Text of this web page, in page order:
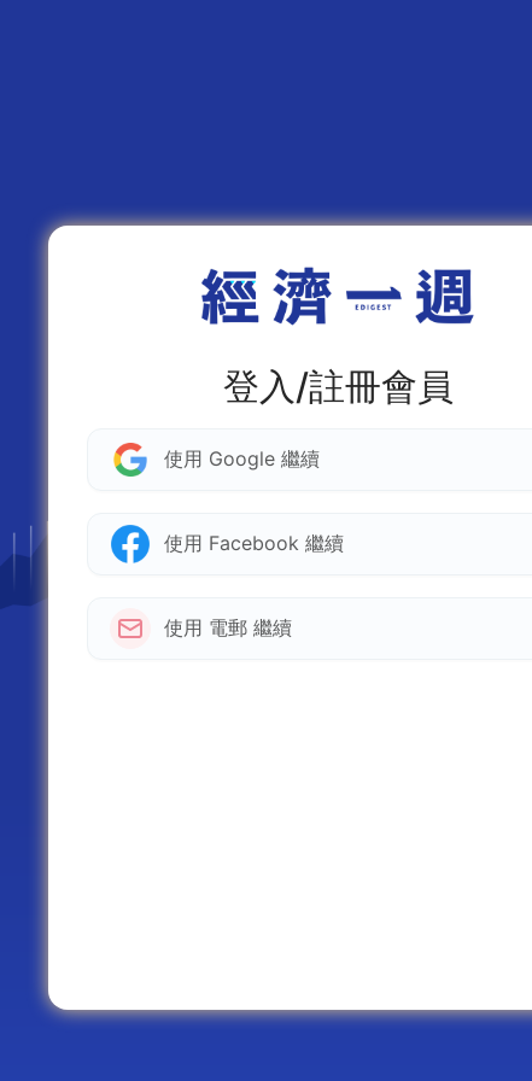
登入/註冊會員
使用 Google 繼續
使用 Facebook 繼續
使用 電郵 繼續